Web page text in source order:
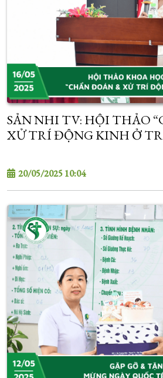
SẢN NHI TV: HỘI THẢO
XỬ TRÍ ĐỘNG KINH Ở
20/05/2025 10:04